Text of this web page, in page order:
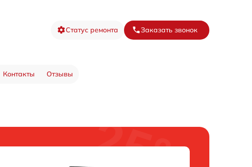
Статус ремонта Заказать звонок
Контакты Отзывы